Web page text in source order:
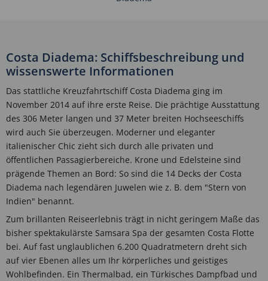
Costa Diadema: Schiffsbeschreibung und
wissenswerte Informationen
Das stattliche Kreuzfahrtschiff Costa Diadema ging im
November 2014 auf ihre erste Reise. Die prächtige Ausstattung
des 306 Meter langen und 37 Meter breiten Hochseeschiffs
wird auch Sie überzeugen. Moderner und eleganter
italienischer Chic zieht sich durch alle privaten und
öffentlichen Passagierbereiche. Krone und Edelsteine sind
prägende Themen an Bord: So sind die 14 Decks der Costa
Diadema nach legendären Juwelen wie z. B. dem "Stern von
Indien" benannt.
Zum brillanten Reiseerlebnis trägt in nicht geringem Maße das
bisher spektakulärste Samsara Spa der gesamten Costa Flotte
bei. Auf fast unglaublichen 6.200 Quadratmetern dreht sich
auf vier Ebenen alles um Ihr körperliches und geistiges
Wohlbefinden. Ein Thermalbad, ein Türkisches Dampfbad und